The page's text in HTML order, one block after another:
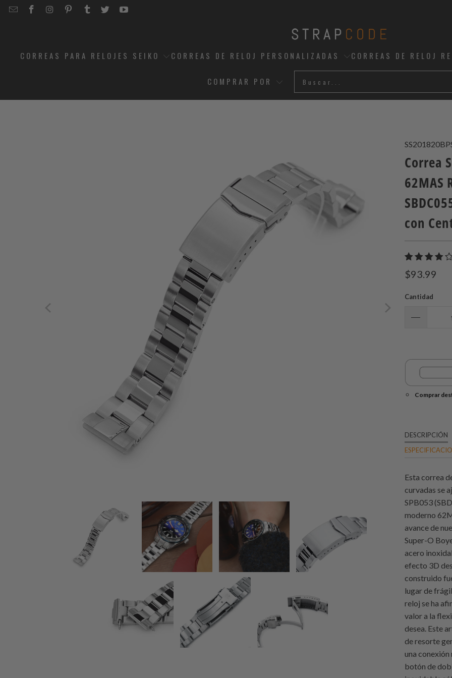
EMAILSTRAPCODE
STRAPCODE
STRAPCODE
STRAPCODE
STRAPCODE
STRAPCODE
CORREAS PARA RELOJES SEIKO CORREAS DE RELOJ PERSONALIZADAS CORREAS DE RELOJ
COMPRAR POR
Correa
62MAS
con
$93.99
Cantidad
Comprar
DESCRIPCIÓN
Esta correa
curvadas se
SPB053
moderno
avance de
Super-O
acero
efecto 3D
construido
lugar de
reloj se ha
valor a la
desea. Este
de resorte
una conexión
botón de